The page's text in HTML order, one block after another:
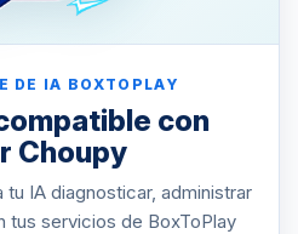
DE IA BOXTOPLAY
con
Choupy
IA diagnosticar, administrar
tus servicios de BoxToPlay